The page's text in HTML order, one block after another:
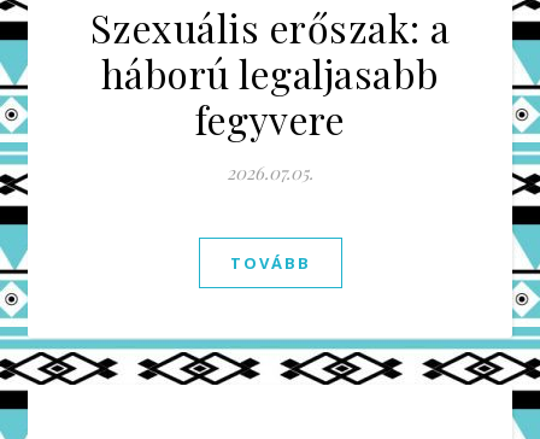
Szexuális erőszak: a
háború legaljasabb
fegyvere
2026.07.05.
TOVÁBB